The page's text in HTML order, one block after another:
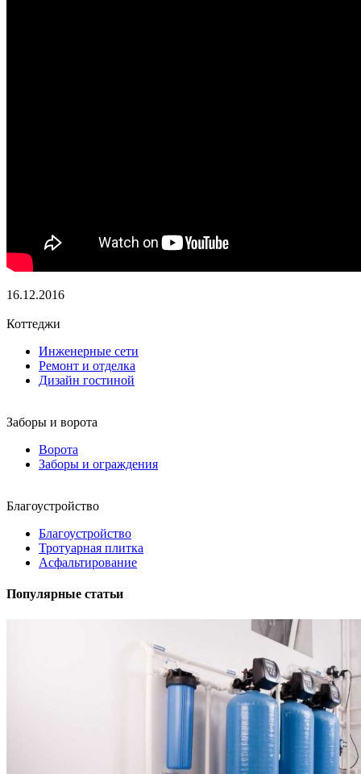
16.12.2016
Коттеджи
Инженерные сети
Ремонт и отделка
Дизайн гостиной
Заборы и ворота
Ворота
Заборы и ограждения
Благоустройство
Благоустройство
Тротуарная плитка
Асфальтирование
Популярные статьи